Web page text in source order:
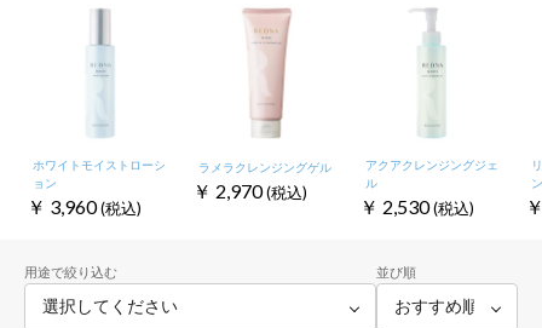
ホワイトモイストローシ
ョン
￥ 3,960(税込)
ラメラクレンジングゲル
￥ 2,970(税込)
アクアクレンジングジェ
ル
￥ 2,530 (税込)
ン
用途で絞り込む 並び順